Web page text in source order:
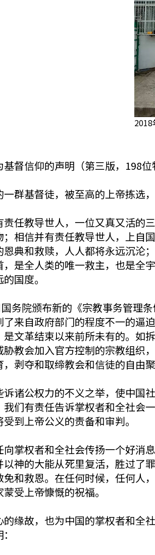
督信仰的声明（第三版，198位
群基督徒，被至高的上帝拣选
责任教导世人，一位又真又活的
相信并有责任教导世人，上自
恩典和救赎，人人都将永远沉沦
，是全人类的唯一救主，也是全
国度。
务院颁布新的《宗教事务管理
了来自政府部门的程度不一的逼
是文革结束以来前所未有的。如
教会加入官方控制的宗教组织
剥夺和取缔教会和信徒的自由聚
诉诸公权力的不义之举，使中国
我们有责任告诉掌权者和全社会
到上帝公义的责备和审判。
向掌权者和全社会传扬一个好消
以神的大能从死里复活，胜过了
和救恩。在任何时候，任何人
受上帝慷慨的祝福。
的缘故，也为中国的掌权者和全